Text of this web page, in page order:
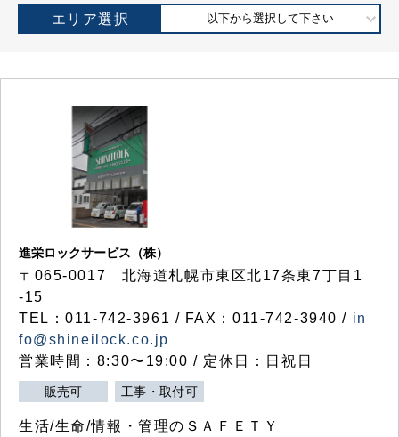
エリア選択 以下から選択して下さい
進栄ロックサービス（株）
〒065-0017 北海道札幌市東区北17条東7丁目1
-15
TEL：011-742-3961 / FAX：011-742-3940 / in
fo@shineilock.co.jp
営業時間：8:30〜19:00 / 定休日：日祝日
販売可 工事・取付可
生活/生命/情報・管理のＳＡＦＥＴＹ